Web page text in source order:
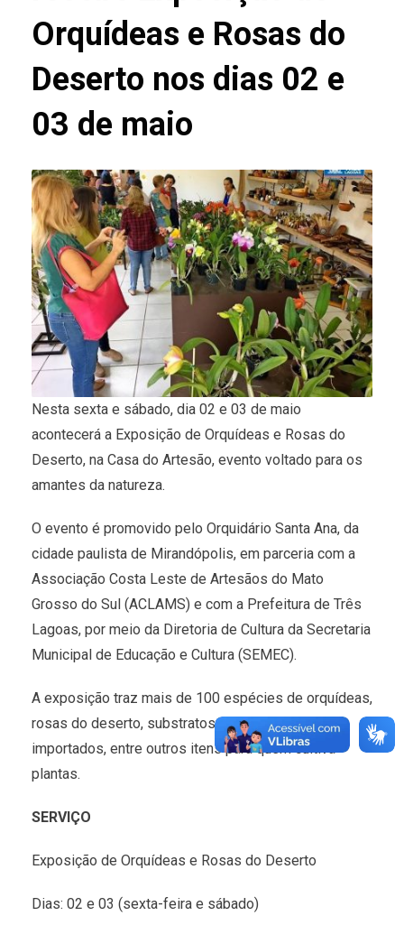
Orquídeas e Rosas do
Deserto nos dias 02 e
03 de maio
Nesta sexta e sábado, dia 02 e 03 de maio
acontecerá a Exposição de Orquídeas e Rosas do
Deserto, na Casa do Artesão, evento voltado para os
amantes da natureza.
O evento é promovido pelo Orquidário Santa Ana, da
cidade paulista de Mirandópolis, em parceria com a
Associação Costa Leste de Artesãos do Mato
Grosso do Sul (ACLAMS) e com a Prefeitura de Três
Lagoas, por meio da Diretoria de Cultura da Secretaria
Municipal de Educação e Cultura (SEMEC).
A exposição traz mais de 100 espécies de orquídeas,
rosas do deserto, substratos, adubos nacionais e
importados, entre outros itens para quem cultiva
plantas.
SERVIÇO
Exposição de Orquídeas e Rosas do Deserto
Dias: 02 e 03 (sexta-feira e sábado)